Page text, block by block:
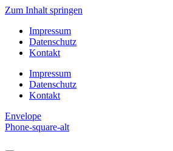
Zum Inhalt springen
Impressum
Datenschutz
Kontakt
Impressum
Datenschutz
Kontakt
Envelope
Phone-square-alt